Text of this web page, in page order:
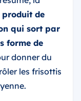
produit de
qui sort par
forme de
donner du
les frisottis